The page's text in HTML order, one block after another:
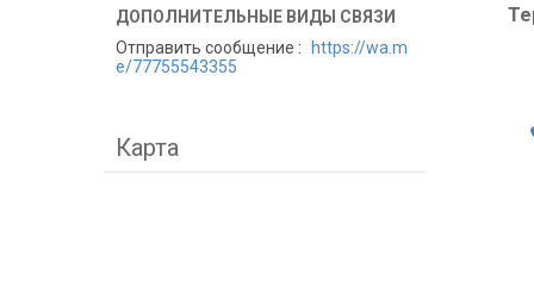
Отправить сообщение
https://wa.m
e/77755543355
Карта